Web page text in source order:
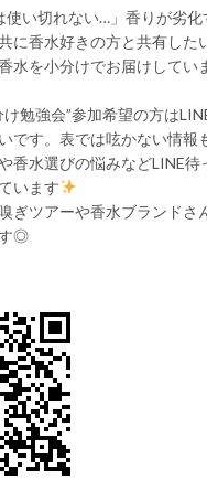
使い切れない…」香りが劣
に香水好きの方と共有した
水を小分けでお届けしてい
勉強会”参加希望の方は
です。表では呟かない情報
香水選びの悩みなどLINE
います
ぎツアーや香水ブランドさ
す◎